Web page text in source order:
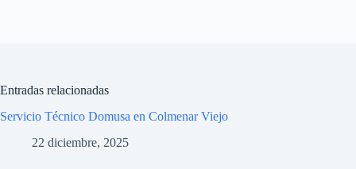
Entradas relacionadas
Servicio Técnico Domusa en Colmenar Viejo
22 diciembre, 2025